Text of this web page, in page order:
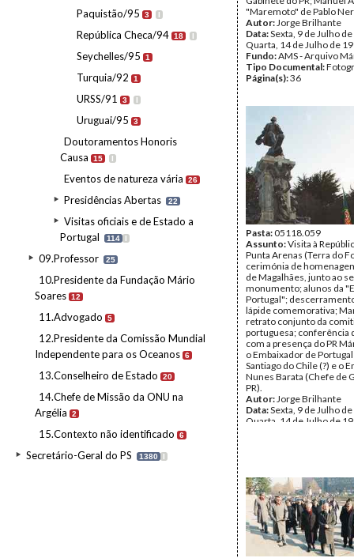
Paquistão/95 3 I
República Checa/94 18 I
Seychelles/95 1
Turquia/92 1
URSS/91 3 I
Uruguai/95 3
Doutoramentos Honoris
Causa
15 I
Eventos de natureza vária 26
Presidências Abertas 22
Visitas oficiais e de Estado a
Portugal
114 I
09.Professor 25
10.Presidente da Fundação Mário
Soares 12
11.Advogado 5
12.Presidente da Comissão Mundial
Independente para os Oceanos 6
13.Conselheiro de Estado 20
14.Chefe de Missão da ONU na
Argélia
2
15.Contexto não identificado 6
Secretário-Geral do PS 1380 I
"Maremoto" de Pablo
Autor:Jorge Brilhante
Data:Sexta, 9 de Julho
Quarta, 14 de Julho de
Fundo:AMS - Arquivo
Tipo Documental:
Página(s):36
Pasta:05118.059
Assunto:Visita à
Punta Arenas (Terra do
cerimónia de
de Magalhães, junto ao
monumento; alunos da
Portugal";
lápide comemorativa;
retrato conjunto da
portuguesa; conferência
com a presença do PR
o Embaixador de
Santiago do Chile (?) e o
Nunes Barata (Chefe de
PR).
Autor:Jorge Brilhante
Data:Sexta, 9 de Julho
Quarta, 14 de Julho de